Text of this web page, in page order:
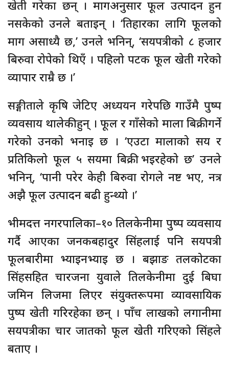
खेती गरेका छन् । मागअनुसार फूल उत्पादन हुन
नसकेको उनले बताइन् । ‘तिहारका लागि फूलको
माग असाध्यै छ,’ उनले भनिन्, ‘सयपत्रीको ८ हजार
बिरुवा रोपेको थिएँ । पहिलो पटक फूल खेती गरेको
व्यापार राम्रै छ ।’
सङ्गीताले कृषि जेटिए अध्ययन गरेपछि गाउँमै पुष्प
व्यवसाय थालेकी हुन् । फूल र गाँसेको माला बिक्री गर्ने
गरेको उनको भनाइ छ । ‘एउटा मालाको सय र
प्रतिकिलो फूल ५ सयमा बिक्री भइरहेको छ’ उनले
भनिन्, ‘पानी परेर केही बिरुवा रोगले नष्ट भए, नत्र
अझै फूल उत्पादन बढी हुन्थ्यो ।’
भीमदत्त नगरपालिका–१० तिलकेनीमा पुष्प व्यवसाय
गर्दै आएका जनकबहादुर सिंहलाई पनि सयपत्री
फूलबारीमा भ्याइनभ्याइ छ । बझाङ तलकोटका
सिंहसहित चारजना युवाले तिलकेनीमा दुई बिघा
जमिन लिजमा लिएर संयुक्तरूपमा व्यावसायिक
पुष्प खेती गरिरहेका छन् । पाँच लाखको लगानीमा
सयपत्रीका चार जातको फूल खेती गरिएको सिंहले
बताए ।